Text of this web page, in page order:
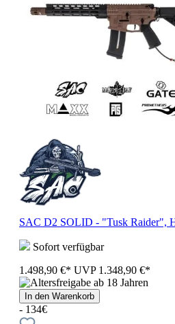
SAC D2 SOLID - "Tusk Raider",
Sofort verfügbar
1.498,90 €* UVP 1.348,90 €*
In den Warenkorb
- 134€